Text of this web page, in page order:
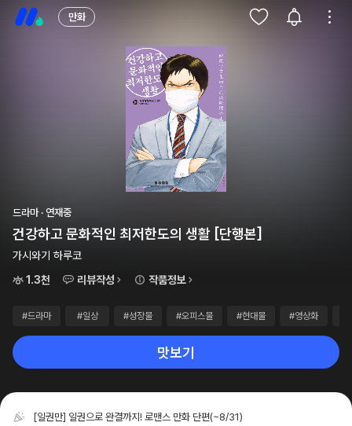
만화
드라마 · 연재중
건강하고 문화적인 최저한도의 생활 [단행본]
가시와기 하루코
1.3천
리뷰작성 작품정보
#드라마 #일상 #성장물 #오피스물 #현대물 #영상화
맛보기
[일권만] 일권으로 완결까지! 로맨스 만화 단편(~8/31)